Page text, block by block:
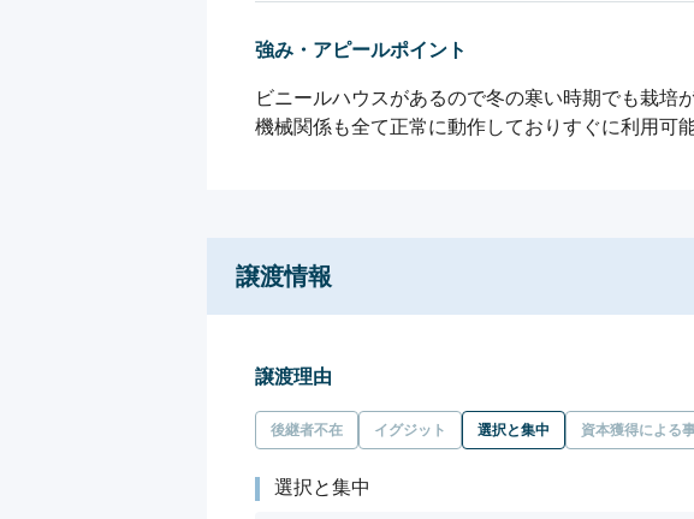
強み・アピールポイント
ビニールハウスがあるので冬の寒い時期でも栽培
機械関係も全て正常に動作しておりすぐに利用可能
譲渡情報
譲渡理由
後継者不在 イグジット 選択と集中 資本獲得による
選択と集中